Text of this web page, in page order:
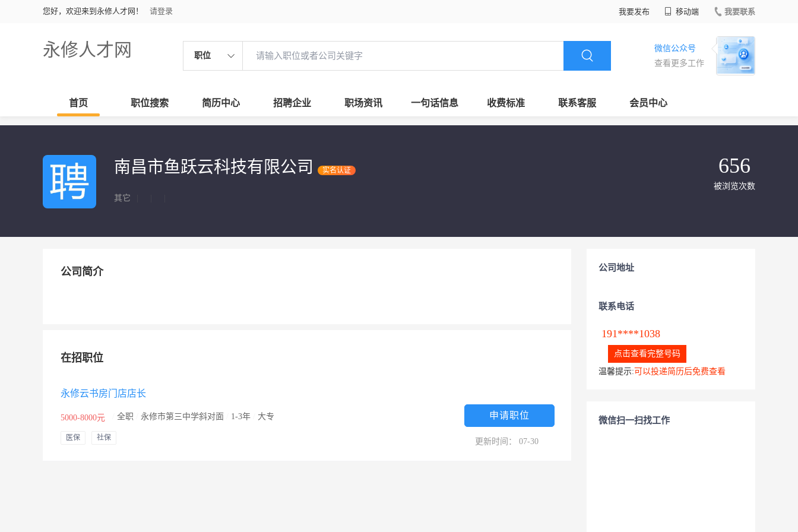
您好，欢迎来到永修人才网！ 请登录 我要发布 移动端 我要联系
永修人才网 职位
微信公众号
查看更多工作
首页 职位搜索 简历中心 招聘企业 职场资讯 一句话信息 收费标准 联系客服 会员中心
南昌市鱼跃云科技有限公司 实名认证
其它
656
被浏览次数
公司简介
在招职位
永修云书房门店店长
5000-8000元 全职 永修市第三中学斜对面 1-3年 大专
医保 社保
申请职位
更新时间： 07-30
公司地址
联系电话
191****1038
点击查看完整号码
温馨提示: 可以投递简历后免费查看
微信扫一扫找工作